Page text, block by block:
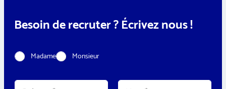
Besoin de recruter ? Écrivez nous !
C
i
Madame Monsieur
N